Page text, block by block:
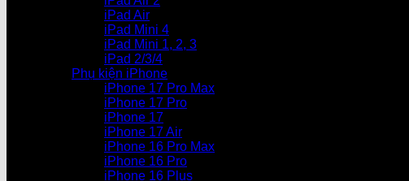
iPad Air
iPad Mini 4
iPad Mini 1, 2, 3
iPad 2/3/4
Phụ kiện iPhone
iPhone 17 Pro Max
iPhone 17 Pro
iPhone 17
iPhone 17 Air
iPhone 16 Pro Max
iPhone 16 Pro
iPhone 16 Plus